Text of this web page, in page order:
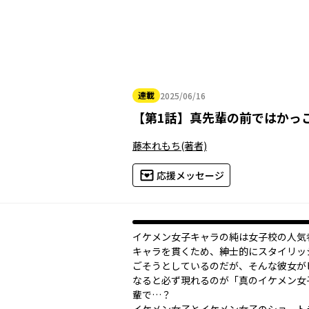
連載 2025/06/16
2025年06月16日
【第1話】 真先輩の前ではかっ
藤本れもち(著者)
応援メッセージ
イケメン女子キャラの純は女子校の人気
キャラを貫くため、紳士的にスタイリ
ごそうとしているのだが、そんな彼女
なると必ず現れるのが「真のイケメン
輩で…？